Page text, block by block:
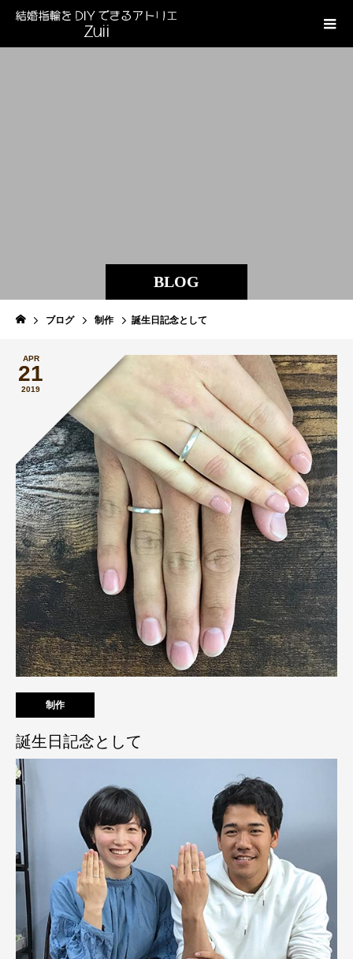
BLOG
ブログ 制作 誕生日記念として
APR
21
2019
制作
誕生日記念として